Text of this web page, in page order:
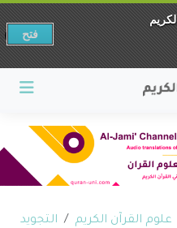
علوم القرآن الكريم
التجويد
فتح